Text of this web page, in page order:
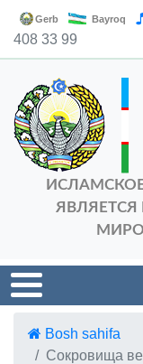
Gerb Bayroq
408 33 99
Bosh sahifa
Сокровища